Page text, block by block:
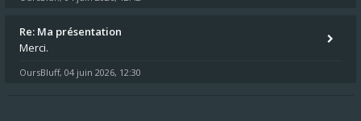
Re: Ma présentation
Merci.
OursBluff, 04 juin 2026, 12:30